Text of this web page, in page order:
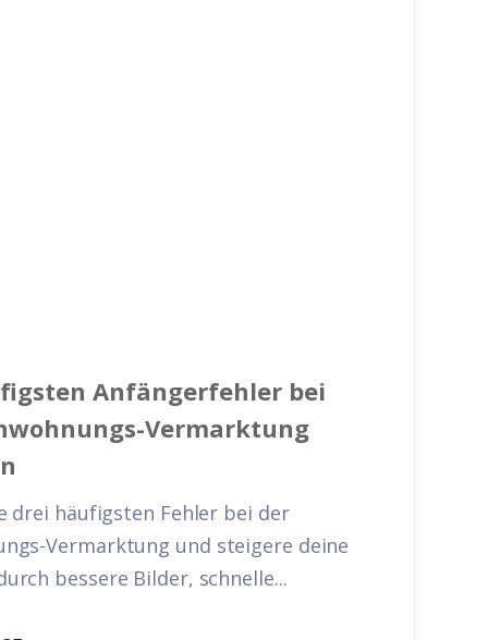
Anfängerfehler bei
Vermarktung
drei häufigsten Fehler bei der
Vermarktung und steigere deine
bessere Bilder, schnelle...